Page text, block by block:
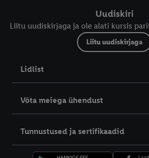
Uudiskiri
Liitu uudiskirjaga ja ole alati kursis
Liitu uudiskirjaga
Lidlist
Võta meiega ühendust
Tunnustused ja sertifikaadid